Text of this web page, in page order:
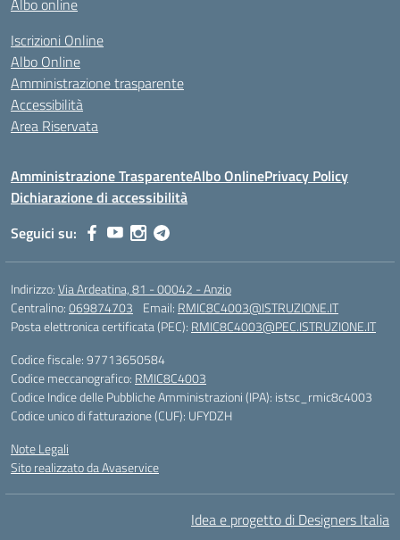
Albo online
Iscrizioni Online
Albo Online
Amministrazione trasparente
Accessibilità
Area Riservata
Amministrazione TrasparenteAlbo OnlinePrivacy Policy
Dichiarazione di accessibilità
Seguici su:
Indirizzo:Via Ardeatina, 81 - 00042 - Anzio
Centralino:069874703 Email: RMIC8C4003@ISTRUZIONE.IT
Posta elettronica certificata (PEC): RMIC8C4003@PEC.ISTRUZIONE.IT
Codice fiscale: 97713650584
Codice meccanografico: RMIC8C4003
Codice Indice delle Pubbliche Amministrazioni (IPA): istsc_rmic8c4003
Codice unico di fatturazione (CUF): UFYDZH
Note Legali
Sito realizzato da Avaservice
Idea e progetto di Designers Italia